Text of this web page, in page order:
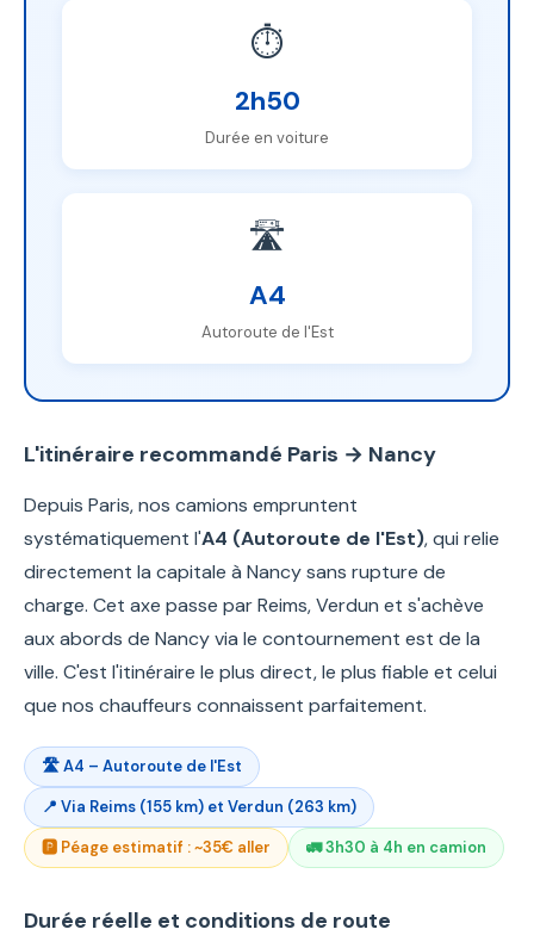
⏱️
2h50
Durée en voiture
🛣️
A4
Autoroute de l'Est
L'itinéraire recommandé Paris → Nancy
Depuis Paris, nos camions empruntent
systématiquement l'A4 (Autoroute de l'Est), qui relie
directement la capitale à Nancy sans rupture de
charge. Cet axe passe par Reims, Verdun et s'achève
aux abords de Nancy via le contournement est de la
ville. C'est l'itinéraire le plus direct, le plus fiable et celui
que nos chauffeurs connaissent parfaitement.
🛣️ A4 – Autoroute de l'Est
📍 Via Reims (155 km) et Verdun (263 km)
🅿️ Péage estimatif : ~35€ aller
🚛 3h30 à 4h en camion
Durée réelle et conditions de route